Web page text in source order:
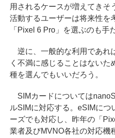
用されるケースが増えてきそ
活動するユーザーは将来性を
「Pixel 6 Pro」を選ぶのも手
逆に、一般的な利用であれ
く不満に感じることはないた
種を選んでもいいだろう。
SIMカードについては
ルSIMに対応する。eSIMにつ
ーズでも対応し、昨年の「
業者及びMVNO各社の対応機